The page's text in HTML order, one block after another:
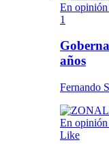
En opinión
1
años
Fernando
En opinión
Like